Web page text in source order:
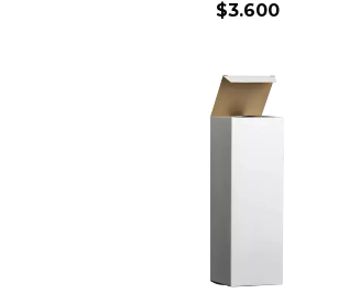
$3.600